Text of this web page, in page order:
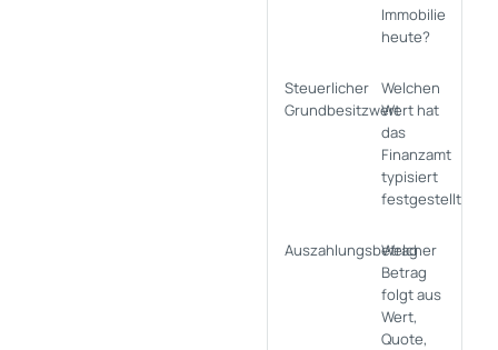
Immobilie
heute?
Steuerlicher
Grundbesitzwert
Welchen
Wert hat
das
Finanzamt
typisiert
festgestellt?
Auszahlungsbetrag
Welcher
Betrag
folgt aus
Wert,
Quote,